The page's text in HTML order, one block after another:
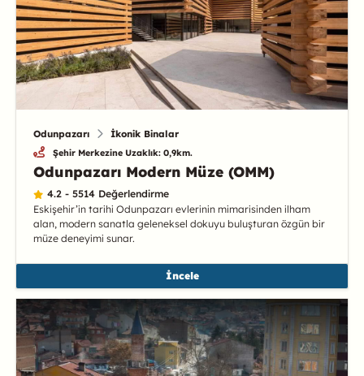
Odunpazarı İkonik Binalar
Şehir Merkezine Uzaklık: 0,9km.
Odunpazarı Modern Müze (OMM)
4.2 - 5514 Değerlendirme
Eskişehir’in tarihi Odunpazarı evlerinin mimarisinden ilham
alan, modern sanatla geleneksel dokuyu buluşturan özgün bir
müze deneyimi sunar.
İncele